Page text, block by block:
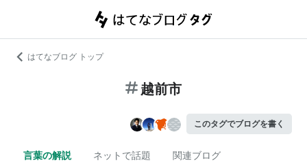
はてなブログ トップ
越前市
このタグでブログを書く
言葉の解説 ネットで話題 関連ブログ